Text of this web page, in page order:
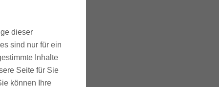
dieser
sind nur für ein
Inhalte
Seite für Sie
können Ihre